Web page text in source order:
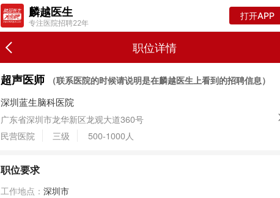
麟越医生
专注医院招聘22年
打开APP
职位详情
超声医师 （联系医院的时候请说明是在麟越医生上看到的招聘信息）
深圳蓝生脑科医院
广东省深圳市龙华新区龙观大道360号
民营医院
三级 500-1000人
职位要求
工作地点： 深圳市